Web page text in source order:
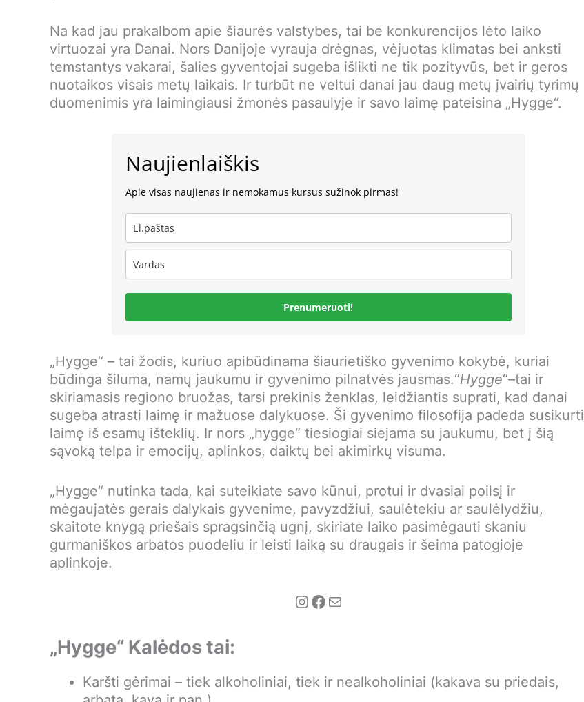
Na kad jau prakalbom apie šiaurės valstybes, tai be konkurencijos lėto laiko
virtuozai yra Danai. Nors Danijoje vyrauja drėgnas, vėjuotas klimatas bei anksti
temstantys vakarai, šalies gyventojai sugeba išlikti ne tik pozityvūs, bet ir geros
nuotaikos visais metų laikais. Ir turbūt ne veltui danai jau daug metų įvairių tyrimų
duomenimis yra laimingiausi žmonės pasaulyje ir savo laimę pateisina „Hygge“.
Naujienlaiškis
Apie visas naujienas ir nemokamus kursus sužinok pirmas!
Prenumeruoti!
„Hygge“ – tai žodis, kuriuo apibūdinama šiaurietiško gyvenimo kokybė, kuriai
būdinga šiluma, namų jaukumu ir gyvenimo pilnatvės jausmas.“Hygge“–tai ir
skiriamasis regiono bruožas, tarsi prekinis ženklas, leidžiantis suprati, kad danai
sugeba atrasti laimę ir mažuose dalykuose. Ši gyvenimo filosofija padeda susikurti
laimę iš esamų išteklių. Ir nors „hygge“ tiesiogiai siejama su jaukumu, bet į šią
sąvoką telpa ir emocijų, aplinkos, daiktų bei akimirkų visuma.
„Hygge“ nutinka tada, kai suteikiate savo kūnui, protui ir dvasiai poilsį ir
mėgaujatės gerais dalykais gyvenime, pavyzdžiui, saulėtekiu ar saulėlydžiu,
skaitote knygą priešais spragsinčią ugnį, skiriate laiko pasimėgauti skaniu
gurmaniškos arbatos puodeliu ir leisti laiką su draugais ir šeima patogioje
aplinkoje.
Instagram
Facebook
Mail
„Hygge“ Kalėdos tai:
Karšti gėrimai – tiek alkoholiniai, tiek ir nealkoholiniai (kakava su priedais,